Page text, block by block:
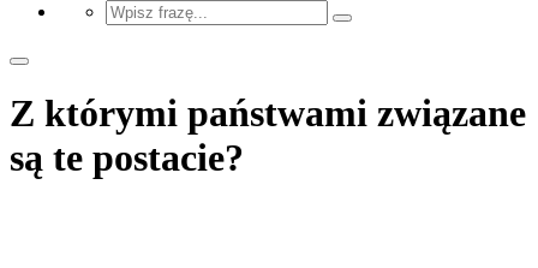
Z którymi państwami związane
są te postacie?